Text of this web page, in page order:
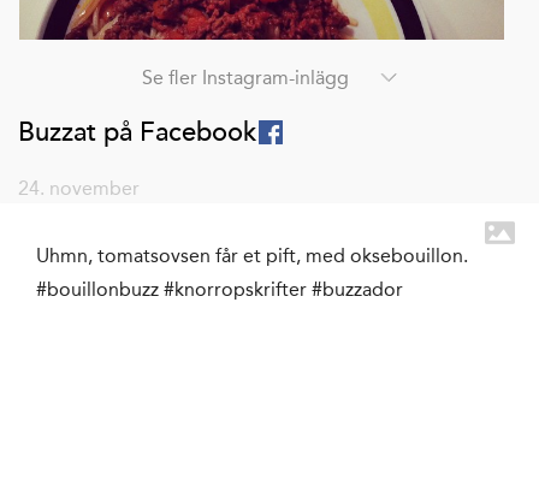
Se fler Instagram-inlägg
Buzzat på Facebook
24. november
Uhmn, tomatsovsen får et pift, med oksebouillon.
#bouillonbuzz #knorropskrifter #buzzador